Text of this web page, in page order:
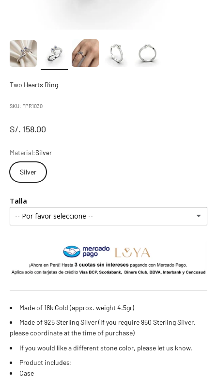
Two Hearts Ring
SKU: FPR1030
S/. 158.00
Material:Silver
Silver
Talla
-- Por favor seleccione --
7 estándar - 4 americana
8 estándar
9 estándar - 5 americana
10 estándar
Made of 18k Gold (approx. weight 4.5gr)
Made of 925 Sterling Silver (If you require 950 Sterling Silver,
please coordinate at the time of purchase)
If you would like a different stone color, please let us know.
Product includes:
Case